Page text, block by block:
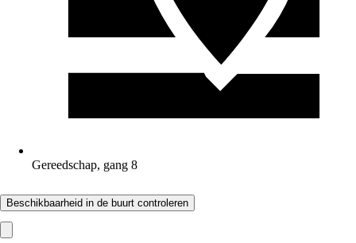
Gereedschap, gang 8
Beschikbaarheid in de buurt controleren